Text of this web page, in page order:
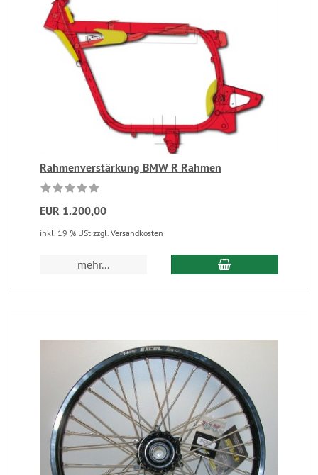
Rahmenverstärkung BMW R Rahmen
EUR 1.200,00
inkl. 19 % USt zzgl. Versandkosten
mehr...